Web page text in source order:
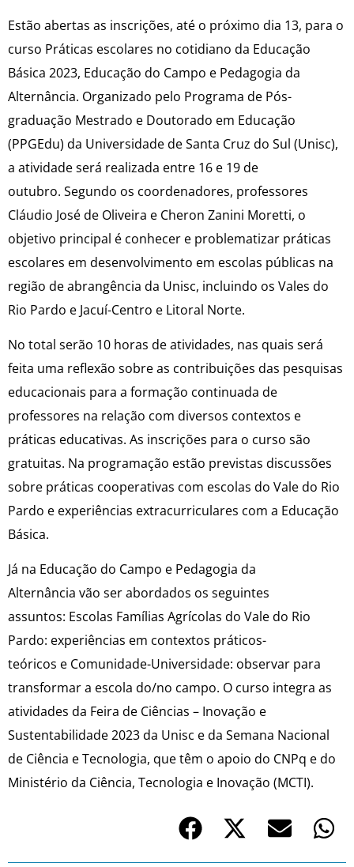
Estão abertas as inscrições, até o próximo dia 13, para o
curso Práticas escolares no cotidiano da Educação
Básica 2023, Educação do Campo e Pedagogia da
Alternância. Organizado pelo Programa de Pós-
graduação Mestrado e Doutorado em Educação
(PPGEdu) da Universidade de Santa Cruz do Sul (Unisc),
a atividade será realizada entre 16 e 19 de
outubro. Segundo os coordenadores, professores
Cláudio José de Oliveira e Cheron Zanini Moretti, o
objetivo principal é conhecer e problematizar práticas
escolares em desenvolvimento em escolas públicas na
região de abrangência da Unisc, incluindo os Vales do
Rio Pardo e Jacuí-Centro e Litoral Norte.
No total serão 10 horas de atividades, nas quais será
feita uma reflexão sobre as contribuições das pesquisas
educacionais para a formação continuada de
professores na relação com diversos contextos e
práticas educativas. As inscrições para o curso são
gratuitas. Na programação estão previstas discussões
sobre práticas cooperativas com escolas do Vale do Rio
Pardo e experiências extracurriculares com a Educação
Básica.
Já na Educação do Campo e Pedagogia da
Alternância vão ser abordados os seguintes
assuntos: Escolas Famílias Agrícolas do Vale do Rio
Pardo: experiências em contextos práticos-
teóricos e Comunidade-Universidade: observar para
transformar a escola do/no campo. O curso integra as
atividades da Feira de Ciências – Inovação e
Sustentabilidade 2023 da Unisc e da Semana Nacional
de Ciência e Tecnologia, que têm o apoio do CNPq e do
Ministério da Ciência, Tecnologia e Inovação (MCTI).